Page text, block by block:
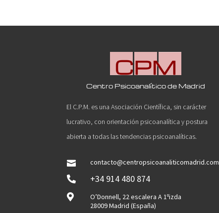
Centro Psicoanalítico de Madrid
El C.P.M. es una Asociación Científica, sin carácter
lucrativo, con orientación psicoanalítica y postura
abierta a todas las tendencias psicoanalíticas.

contacto@centropsicoanaliticomadrid.com

+34 914 480 874

O’Donnell, 22 escalera A 1ºizda
28009 Madrid (España)